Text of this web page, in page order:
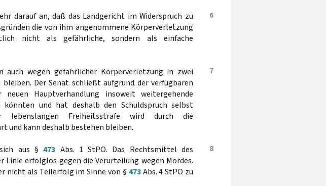
6
darauf an, daß das Landgericht im Widerspruch zu
die von ihm angenommene Körperverletzung
nicht als gefährliche, sondern als einfache
7
auch wegen gefährlicher Körperverletzung in zwei
Der Senat schließt aufgrund der verfügbaren
Hauptverhandlung insoweit weitergehende
könnten und hat deshalb den Schuldspruch selbst
lebenslangen Freiheitsstrafe wird durch die
und kann deshalb bestehen bleiben.
8
sich aus §473 Abs. 1 StPO. Das Rechtsmittel des
erfolglos gegen die Verurteilung wegen Mordes.
nicht als Teilerfolg im Sinne von § 473Abs. 4 StPO zu